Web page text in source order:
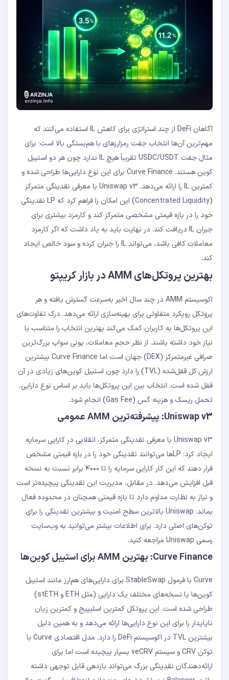
آگاهان DeFi از چند استراتژی برای کاهش IL استفاده می‌کنند که
مهم‌ترین آن‌ها انتخاب جفت رمزارز‌های با هم‌بستگی بالا است؛ برای
مثال جفت USDC/USDT تقریباً هیچ IL ندارد چون هر دو استیبل
‌کوین هستند. Curve Finance برای این نوع دارایی‌ها طراحی شده و
کمترین IL را ارائه می‌دهد. Uniswap v3 با معرفی نقدینگی متمرکز
(Concentrated Liquidity) این امکان را فراهم کرد که LP نقدینگی
خود را در بازه قیمتی مشخصی متمرکز کند و کارمزد بیشتری برای
جبران IL دریافت کند. در نهایت باید به یاد داشت که اگر کارمزد
معاملات کافی باشد، می‌تواند IL را جبران کرده و سود خالص ایجاد
کند.
بهترین پروتکل‌های AMM در بازار کریپتو
اکوسیستم AMM در چند سال اخیر به‌سرعت گسترش یافته و هر
پروتکل رویکرد متفاوتی برای بهینه‌سازی ارائه می‌دهد. درک تفاوت‌های
این پروتکل‌ها به کاربران کمک می‌کند بهترین انتخاب را متناسب با
نیاز خود داشته باشند. از نظر حجم معاملات، یونی سواپ بزرگ‌ترین
صرافی غیرمتمرکز (DEX) جهان است اما Curve Finance بیشترین
ارزش کل قفل‌شده (TVL) را دارد چون استیبل‌ کوین‌های زیادی در آن
قفل شده است. انتخاب بین این پروتکل‌ها باید بر اساس نوع دارایی،
تحمل ریسک و هزینه گس (Gas Fee) انجام شود.
Uniswap v3: پیشرفته‌ترین AMM عمومی
Uniswap v3 با معرفی نقدینگی متمرکز، انقلابی در کارایی سرمایه
ایجاد کرد؛ LP‌ها می‌توانند نقدینگی خود را در بازه قیمتی مشخص
قرار دهند که این کار کارایی سرمایه را تا ۴۰۰۰ برابر نسبت به نسخه
قبل افزایش می‌دهد. در مقابل، مدیریت این نقدینگی پیچیده‌تر است
و نیاز به نظارت مداوم دارد تا بازه قیمتی همچنان در محدوده فعال
بماند. Uniswap بالاترین سطح امنیت و بیشترین نقدینگی را برای
توکن‌های اصلی دارد. برای اطلاعات بیشتر می‌توانید به وب‌سایت
رسمی Uniswap مراجعه کنید.
Curve Finance: بهترین AMM برای استیبل‌ کوین‌ها
Curve با فرمول StableSwap برای دارایی‌های هم‌ارز مانند استیبل‌
کوین‌ها یا نسخه‌های مختلف یک دارایی (مثل ETH و stETH)
طراحی شده است. این پروتکل کمترین اسلیپیج و کمترین زیان
ناپایدار را برای این نوع دارایی‌ها ارائه می‌دهد و به همین دلیل
بیشترین TVL در اکوسیستم DeFi را دارد. مدل اقتصادی Curve با
توکن CRV و سیستم veCRV بسیار پیچیده است اما برای
ارائه‌دهندگان نقدینگی بزرگ می‌تواند بازدهی قابل توجهی داشته